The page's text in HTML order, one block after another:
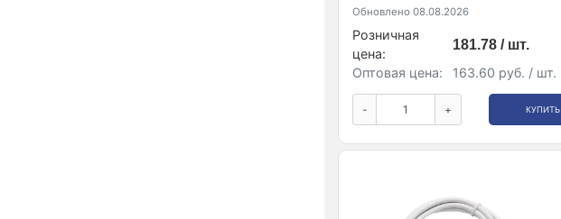
Обновлено 08.08.2026
Розничная
цена:
181.78 / шт.
Оптовая цена:
163.60 руб. / шт.
- + КУПИТЬ